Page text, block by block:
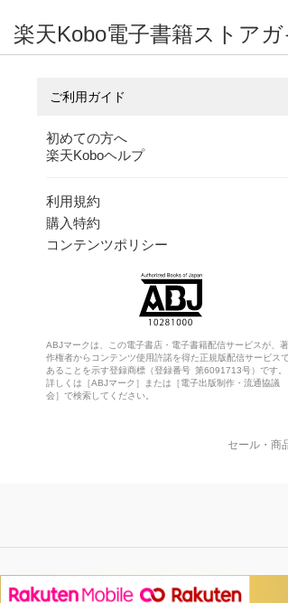
楽天Kobo電子書籍ストアガ
ご利用ガイド
初めての方へ
楽天Koboヘルプ
利用規約
購入特約
コンテンツポリシー
ABJマークは、この電子書店・電子書籍配信サービスが、著
作権者からコンテンツ使用許諾を得た正規版配信サービス
あることを示す登録商標（登録番号 第6091713号）です。
詳しくは［ABJマーク］または［電子出版制作・流通協議
会］で検索してください。
セール・商